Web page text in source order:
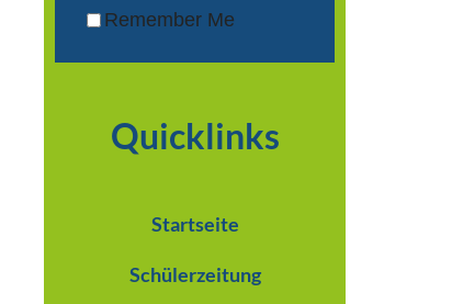
Remember Me
Quicklinks
Startseite
Schülerzeitung